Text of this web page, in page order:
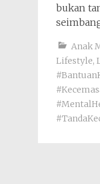
bukan
Anak
Lifestyle,